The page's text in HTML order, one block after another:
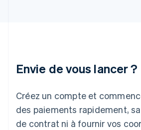
Envie de vous lancer ?
Créez un compte et
des paiements rapidement,
de contrat ni à fournir vos
Japon
Lettonie
English
Liechtenstein
DeutschEnglish